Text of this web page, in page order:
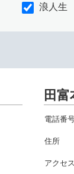
浪人生
田